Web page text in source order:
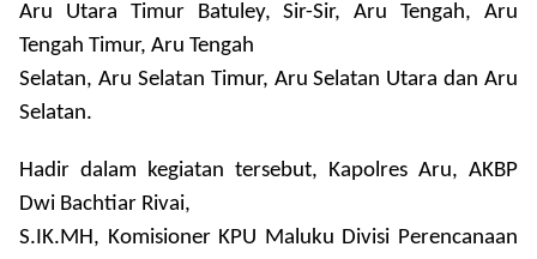
Aru Utara Timur Batuley, Sir-Sir, Aru Tengah, Aru
Tengah Timur, Aru Tengah
Selatan, Aru Selatan Timur, Aru Selatan Utaradan Aru
Selatan.
Hadir dalam kegiatan tersebut, Kapolres Aru, AKBP
Dwi Bachtiar Rivai,
S.IK.MH, Komisioner KPU Maluku Divisi Perencanaan